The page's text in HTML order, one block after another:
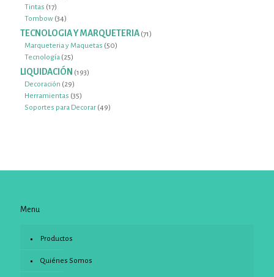
Tintas 1717
productos
Tombow 3434
productos
TECNOLOGIA Y MARQUETERIA 7171
Marqueteria y Maquetas 5050
Tecnología 2525
productos
LIQUIDACIÓN 193193
Decoración 2929
productos
Herramientas 3535
productos
Soportes para Decorar 4949
Menu
Productos
Quiénes Somos